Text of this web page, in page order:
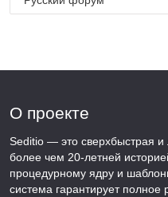
О проекте
Seditio — это сверхбыстрая и
более чем 20-летней
процедурному ядру и
система гарантирует полное